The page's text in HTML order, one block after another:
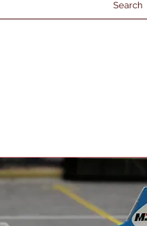
Search